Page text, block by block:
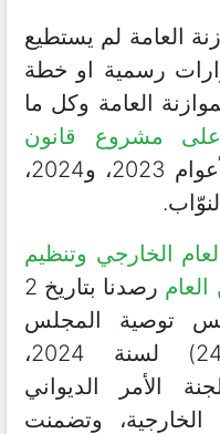
العامة لم يستطيع
رسمية او خطة
العامة وكل ما
مشروع قانون
للأعوام 2023، و2024،
الخارجي وتنظيم
رصدنا بتاريخ 2
المجلس توصية المجلس
الوزاري للاقتصاد (24207) لسنة 2024،
الأمر الديواني
الخارجية، وتضمنت